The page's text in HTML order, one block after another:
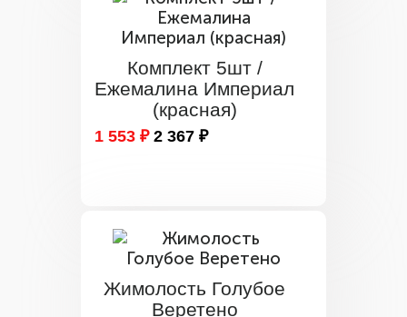
Комплект 5шт /
Ежемалина Империал
(красная)
1 553 ₽ 2 367 ₽
Жимолость Голубое
Веретено